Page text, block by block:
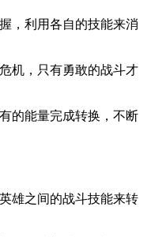
，利用各自的技能来消
机，只有勇敢的战斗才
的能量完成转换，不断
雄之间的战斗技能来转